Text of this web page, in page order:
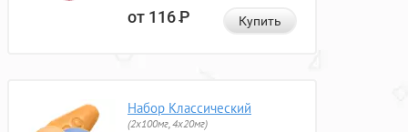
от 116Р Купить
Набор Классический
(2x100мг, 4x20мг)